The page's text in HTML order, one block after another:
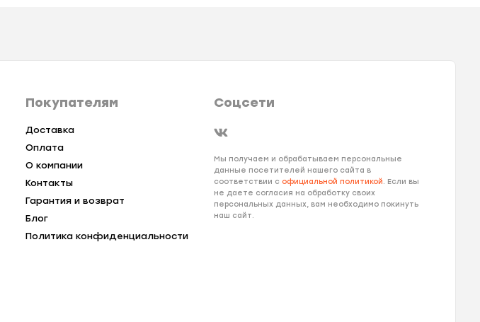
Покупателям
Доставка
Оплата
О компании
Контакты
Гарантия и возврат
Блог
Политика конфиденциальности
Соцсети
Мы получаем и обрабатываем персональные
данные посетителей нашего сайта в
соответствии с официальной политикой. Если вы
не даете согласия на обработку своих
персональных данных, вам необходимо покинуть
наш сайт.